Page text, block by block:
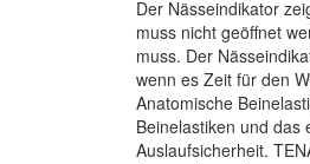
Der Nässeindikator
muss nicht geöffnet
muss. Der
wenn es Zeit für den
Anatomische
Beinelastiken und das
Auslaufsicherheit.